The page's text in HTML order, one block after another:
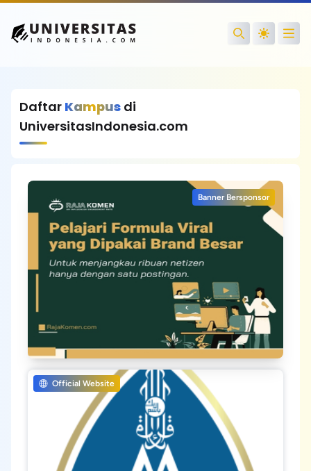
Search
Daftar Kampus di
UniversitasIndonesia.com
Banner Bersponsor
Official Website